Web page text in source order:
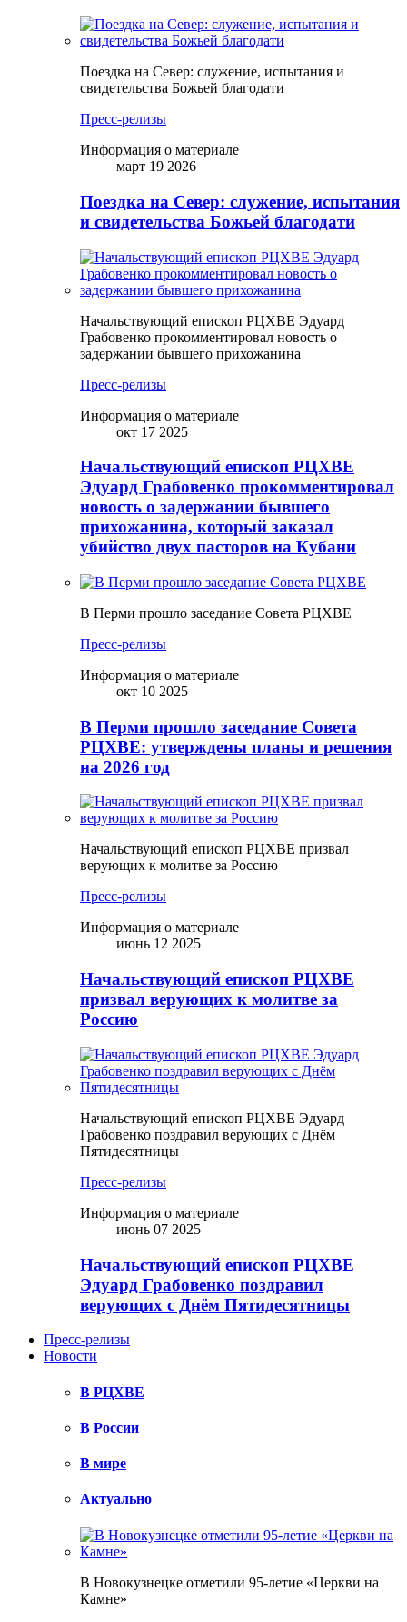
Поездка на Север: служение, испытания и
свидетельства Божьей благодати
Пресс-релизы
Информация о материале
март 19 2026
Поездка на Север: служение, испытания
и свидетельства Божьей благодати
Начальствующий епископ РЦХВЕ Эдуард
Грабовенко прокомментировал новость о
задержании бывшего прихожанина
Пресс-релизы
Информация о материале
окт 17 2025
Начальствующий епископ РЦХВЕ
Эдуард Грабовенко прокомментировал
новость о задержании бывшего
прихожанина, который заказал
убийство двух пасторов на Кубани
В Перми прошло заседание Совета РЦХВЕ
Пресс-релизы
Информация о материале
окт 10 2025
В Перми прошло заседание Совета
РЦХВЕ: утверждены планы и решения
на 2026 год
Начальствующий епископ РЦХВЕ призвал
верующих к молитве за Россию
Пресс-релизы
Информация о материале
июнь 12 2025
Начальствующий епископ РЦХВЕ
призвал верующих к молитве за
Россию
Начальствующий епископ РЦХВЕ Эдуард
Грабовенко поздравил верующих с Днём
Пятидесятницы
Пресс-релизы
Информация о материале
июнь 07 2025
Начальствующий епископ РЦХВЕ
Эдуард Грабовенко поздравил
верующих с Днём Пятидесятницы
Пресс-релизы
Новости
В РЦХВЕ
В России
В мире
Актуально
В Новокузнецке отметили 95-летие «Церкви на
Камне»